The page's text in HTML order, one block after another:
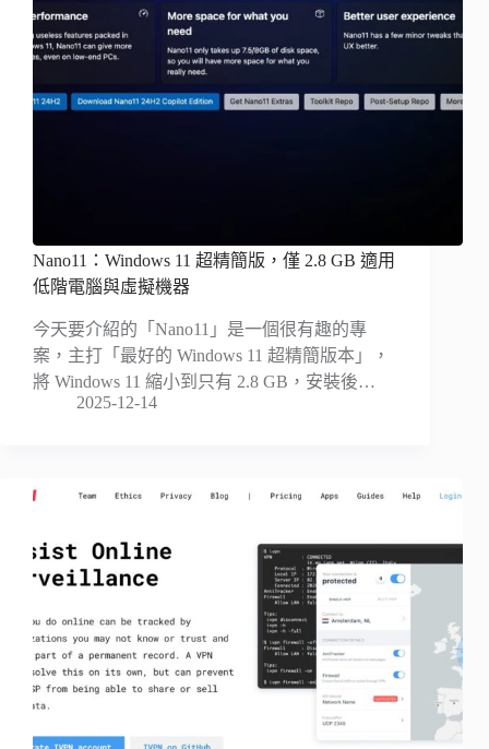
Nano11：Windows 11 超精簡版，僅 2.8 GB 適用
低階電腦與虛擬機器
今天要介紹的「Nano11」是一個很有趣的專
案，主打「最好的 Windows 11 超精簡版本」，
將 Windows 11 縮小到只有 2.8 GB，安裝後…
2025-12-14